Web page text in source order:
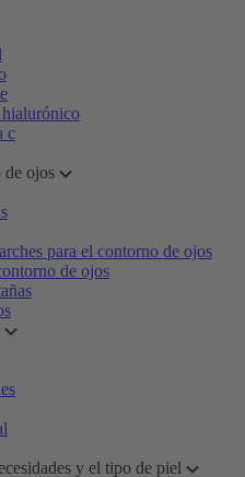
hialurónico
c
de ojos
para el contorno de ojos
de ojos
y el tipo de piel